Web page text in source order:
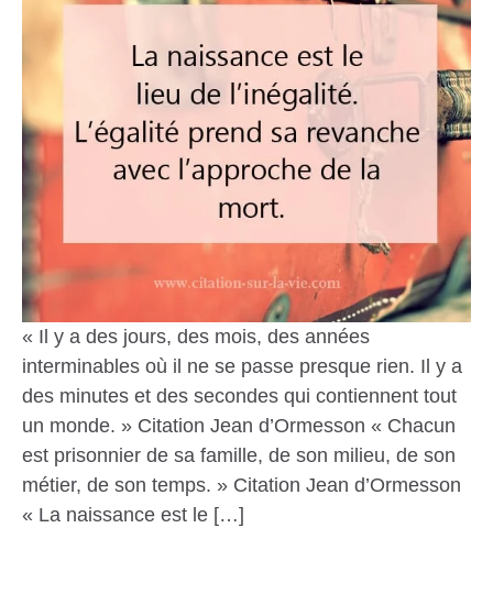
« Il y a des jours, des mois, des années
interminables où il ne se passe presque rien. Il y a
des minutes et des secondes qui contiennent tout
un monde. » Citation Jean d’Ormesson « Chacun
est prisonnier de sa famille, de son milieu, de son
métier, de son temps. » Citation Jean d’Ormesson
« La naissance est le […]